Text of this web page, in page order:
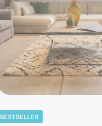
BESTSELLER